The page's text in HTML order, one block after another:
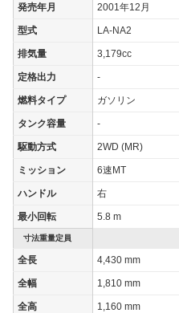
街地)
-
WLTCモード(郊
外)
WLTCモード(高
-
装備オプション
発売年月 2001年12月
型式 LA-NA2
排気量 3,179cc
定格出力 -
燃料タイプ ガソリン
タンク容量 -
駆動方式 2WD (MR)
ミッション 6速MT
ハンドル 右
最小回転 5.8 m
寸法重量定員
全長 4,430 mm
全幅 1,810 mm
全高 1,160 mm